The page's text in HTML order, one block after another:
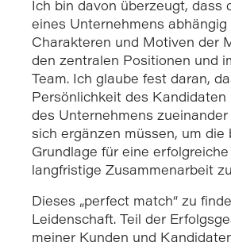
Ich bin davon überzeugt, dass
eines Unternehmens abhängig
Charakteren und Motiven der
den zentralen Positionen und
Team. Ich glaube fest daran,
Persönlichkeit des Kandidaten
des Unternehmens zueinander
sich ergänzen müssen, um die
Grundlage für eine erfolgreiche
langfristige Zusammenarbeit
Dieses „perfect match“ zu
Leidenschaft. Teil der
meiner Kunden und